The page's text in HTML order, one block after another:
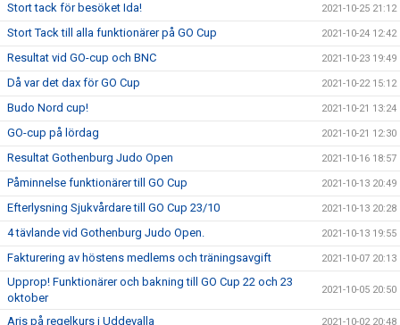
Stort tack för besöket Ida! 2021-10-25 21:12
Stort Tack till alla funktionärer på GO Cup 2021-10-24 12:42
Resultat vid GO-cup och BNC 2021-10-23 19:49
Då var det dax för GO Cup 2021-10-22 15:12
Budo Nord cup! 2021-10-21 13:24
GO-cup på lördag 2021-10-21 12:30
Resultat Gothenburg Judo Open 2021-10-16 18:57
Påminnelse funktionärer till GO Cup 2021-10-13 20:49
Efterlysning Sjukvårdare till GO Cup 23/10 2021-10-13 20:28
4 tävlande vid Gothenburg Judo Open. 2021-10-13 19:55
Fakturering av höstens medlems och träningsavgift 2021-10-07 20:13
Upprop! Funktionärer och bakning till GO Cup 22 och 23
oktober
2021-10-05 20:50
Aris på regelkurs i Uddevalla 2021-10-02 20:48